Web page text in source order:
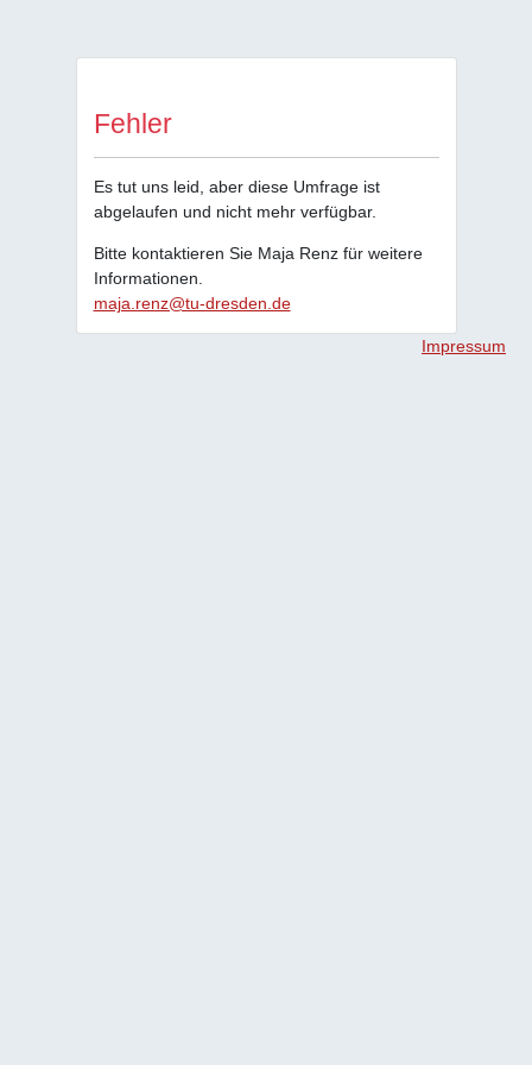
Fehler
Es tut uns leid, aber diese Umfrage ist
abgelaufen und nicht mehr verfügbar.
Bitte kontaktieren Sie Maja Renz für weitere
Informationen.
maja.renz@tu-dresden.de
Impressum